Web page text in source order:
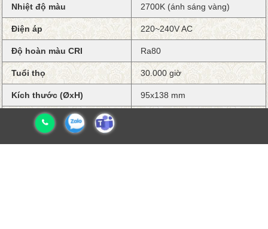
Nhiệt độ màu 2700K (ánh sáng vàng)
Điện áp 220~240V AC
Độ hoàn màu CRI Ra80
Tuổi thọ 30.000 giờ
Kích thước (ØxH) 95x138 mm
Tiêu chuẩn